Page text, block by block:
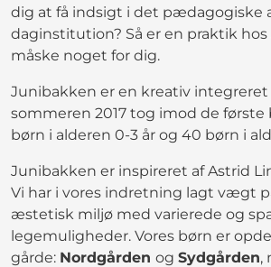
dig at få indsigt i det pædagogiske
daginstitution? Så er en praktik
måske noget for dig.
Junibakken er en kreativ
sommeren 2017 tog imod de første
børn i alderen 0-3 år og 40 børn i
Junibakken er inspireret af Astrid
Vi har i vores indretning lagt vægt
æstetisk miljø med varierede og
legemuligheder. Vores børn er
gårde: Nordgården og Sydgården,